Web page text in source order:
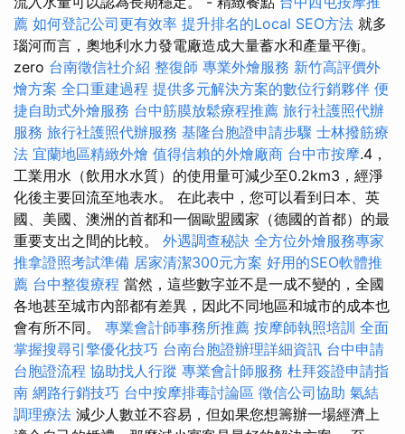
薦 如何登記公司更有效率 提升排名的Local SEO方法 就多
瑙河而言，奧地利水力發電廠造成大量蓄水和產量平衡。
zero 台南徵信社介紹 整復師 專業外燴服務 新竹高評價外
燴方案 全口重建過程 提供多元解決方案的數位行銷夥伴 便
捷自助式外燴服務 台中筋膜放鬆療程推薦 旅行社護照代辦
服務 旅行社護照代辦服務 基隆台胞證申請步驟 士林撥筋療
法 宜蘭地區精緻外燴 值得信賴的外燴廠商 台中市按摩.4，
工業用水（飲用水水質）的使用量可減少至0.2km3，經淨
化後主要回流至地表水。 在此表中，您可以看到日本、英
國、美國、澳洲的首都和一個歐盟國家（德國的首都）的最
重要支出之間的比較。 外遇調查秘訣 全方位外燴服務專家
推拿證照考試準備 居家清潔300元方案 好用的SEO軟體推
薦 台中整復療程 當然，這些數字並不是一成不變的，全國
各地甚至城市內部都有差異，因此不同地區和城市的成本也
會有所不同。 專業會計師事務所推薦 按摩師執照培訓 全面
掌握搜尋引擎優化技巧 台南台胞證辦理詳細資訊 台中申請
台胞證流程 協助找人行蹤 專業會計師服務 杜拜簽證申請指
南 網路行銷技巧 台中按摩排毒討論區 徵信公司協助 氣結
調理療法 減少人數並不容易，但如果您想籌辦一場經濟上